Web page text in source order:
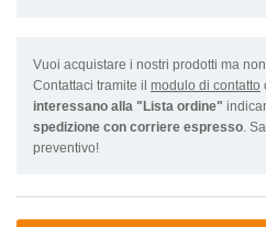
Vuoi acquistare i nostri prodotti ma
Contattaci tramite il modulo di contatto
interessano alla "Lista ordine"
spedizione con corriere espresso.
preventivo!